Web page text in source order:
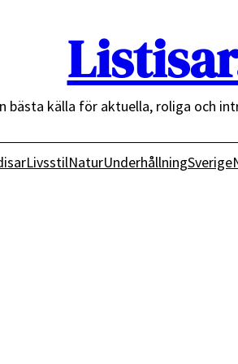
bästa källa för aktuella, roliga och
LivsstilNaturUnderhållningSverige